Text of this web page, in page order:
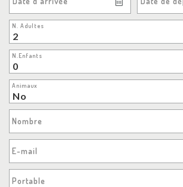
N. Adultes
N.Enfants
Animaux
Nombre
E-mail
Portable